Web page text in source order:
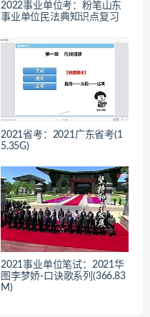
2022事业单位考：粉笔山东
事业单位民法典知识点复习
2021省考：2021广东省考(1
5.35G)
2021事业单位笔试：2021华
图李梦娇-口诀歌系列(366.83
M)